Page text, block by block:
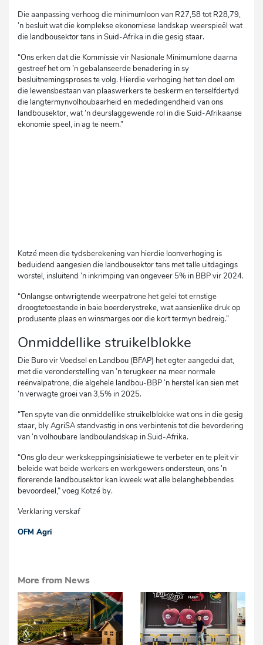
Die aanpassing verhoog die minimumloon van R27,58 tot R28,79,
’n besluit wat die komplekse ekonomiese landskap weerspieël wat
die landbousektor tans in Suid-Afrika in die gesig staar.
“Ons erken dat die Kommissie vir Nasionale Minimumlone daarna
gestreef het om ’n gebalanseerde benadering in sy
besluitnemingsproses te volg. Hierdie verhoging het ten doel om
die lewensbestaan van plaaswerkers te beskerm en terselfdertyd
die langtermynvolhoubaarheid en mededingendheid van ons
landbousektor, wat ’n deurslaggewende rol in die Suid-Afrikaanse
ekonomie speel, in ag te neem.”
Kotzé meen die tydsberekening van hierdie loonverhoging is
beduidend aangesien die landbousektor tans met talle uitdagings
worstel, insluitend ’n inkrimping van ongeveer 5% in BBP vir 2024.
“Onlangse ontwrigtende weerpatrone het gelei tot ernstige
droogtetoestande in baie boerderystreke, wat aansienlike druk op
produsente plaas en winsmarges oor die kort termyn bedreig.”
Onmiddellike struikelblokke
Die Buro vir Voedsel en Landbou (BFAP) het egter aangedui dat,
met die veronderstelling van ’n terugkeer na meer normale
reënvalpatrone, die algehele landbou-BBP ’n herstel kan sien met
’n verwagte groei van 3,5% in 2025.
“Ten spyte van die onmiddellike struikelblokke wat ons in die gesig
staar, bly AgriSA standvastig in ons verbintenis tot die bevordering
van ’n volhoubare landboulandskap in Suid-Afrika.
“Ons glo deur werkskeppingsinisiatiewe te verbeter en te pleit vir
beleide wat beide werkers en werkgewers ondersteun, ons ’n
florerende landbousektor kan kweek wat alle belanghebbendes
bevoordeel,” voeg Kotzé by.
Verklaring verskaf
OFM Agri
More from News